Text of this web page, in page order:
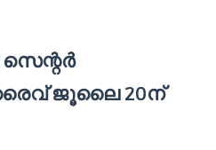
ജൂലൈ 20ന്